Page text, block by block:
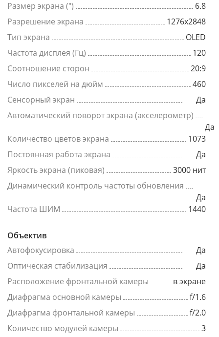
Размер экрана (")
6.8
Разрешение экрана
1276x2848
Тип экрана
OLED
Частота дисплея (Гц)
120
Соотношение сторон
20:9
Число пикселей на дюйм
460
Сенсорный экран
Да
Автоматический поворот экрана (акселерометр)
Да
Количество цветов экрана
1073
Постоянная работа экрана
Да
Яркость экрана (пиковая)
3000 нит
Динамический контроль частоты обновления
Да
Частота ШИМ
1440
Объектив
Автофокусировка
Да
Оптическая стабилизация
Да
Расположение фронтальной камеры
в экране
Диафрагма основной камеры
f/1.6
Диафрагма фронтальной камеры
f/2.0
Количество модулей камеры
3